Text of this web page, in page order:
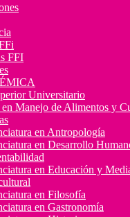
FFI
Universitario
Manejo de Alimentos y
en Antropología
en Desarrollo
en Educación y
en Filosofía
en Gastronomía